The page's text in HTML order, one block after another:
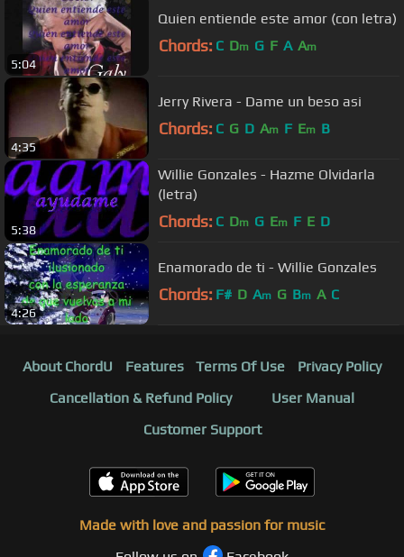
5:04
Quien entiende este amor (con letra)
Chords: C Dm G F A Am
4:35
Jerry Rivera - Dame un beso asi
Chords: C G D Am F Em B
5:38
Willie Gonzales - Hazme Olvidarla
(letra)
Chords: C Dm G Em F E D
4:26
Enamorado de ti - Willie Gonzales
Chords: F# D Am G Bm A C
About ChordU Features Terms Of Use
Privacy Policy
Cancellation & Refund Policy
User Manual
Customer Support
Made with love and passion for music